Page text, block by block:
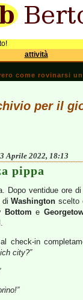
attività
come rovinarsi
per il
Aprile 2022, 18:13
pippa
Dopo ventidue ore
diWashington scelto
Bottom e
check-in
city?”